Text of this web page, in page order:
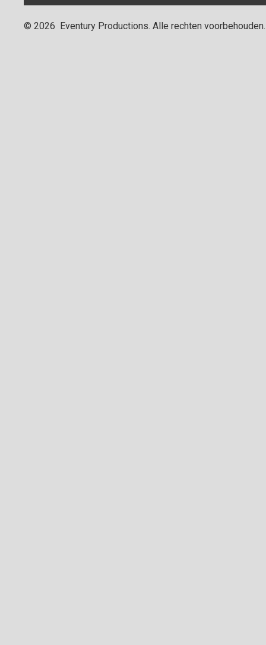
© 2026 Eventury Productions. Alle rechten voorbehouden.